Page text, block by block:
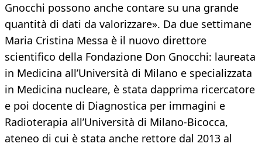
Gnocchi possono anche contare su una grande
quantità di dati da valorizzare». Da due settimane
Maria Cristina Messa è il nuovo direttore
scientifico della Fondazione Don Gnocchi: laureata
in Medicina all’Università di Milano e specializzata
in Medicina nucleare, è stata dapprima ricercatore
e poi docente di Diagnostica per immagini e
Radioterapia all’Università di Milano-Bicocca,
ateneo di cui è stata anche rettore dal 2013 al